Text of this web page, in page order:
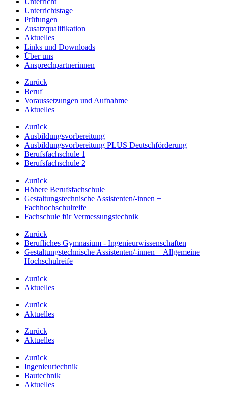
Unterrichtstage
Prüfungen
Zusatzqualifikation
Aktuelles
Links und Downloads
Über uns
Ansprechpartnerinnen
Zurück
Beruf
Voraussetzungen und Aufnahme
Aktuelles
Zurück
Ausbildungsvorbereitung
Ausbildungsvorbereitung PLUS Deutschförderung
Berufsfachschule 1
Berufsfachschule 2
Zurück
Höhere Berufsfachschule
Gestaltungstechnische Assistenten/-innen +
Fachhochschulreife
Fachschule für Vermessungstechnik
Zurück
Berufliches Gymnasium - Ingenieurwissenschaften
Gestaltungstechnische Assistenten/-innen + Allgemeine
Hochschulreife
Zurück
Aktuelles
Zurück
Aktuelles
Zurück
Aktuelles
Zurück
Ingenieurtechnik
Bautechnik
Aktuelles